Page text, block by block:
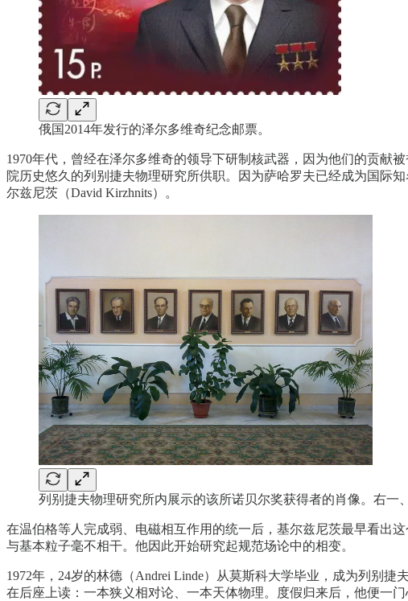
俄国2014年发行的泽尔多维奇纪念邮票。
1970年代，曾经在泽尔多维奇的领导下研制核武器，因为他们的贡献
院历史悠久的列别捷夫物理研究所供职。因为萨哈罗夫已经成为国际
尔兹尼茨（David Kirzhnits）。
列别捷夫物理研究所内展示的该所诺贝尔奖获得者的肖像。右一
在温伯格等人完成弱、电磁相互作用的统一后，基尔兹尼茨最早看出
与基本粒子毫不相干。他因此开始研究起规范场论中的相变。
1972年，24岁的林德（Andrei Linde）从莫斯科大学毕业，成为列别
在后座上读：一本狭义相对论、一本天体物理。度假归来后，他便一门